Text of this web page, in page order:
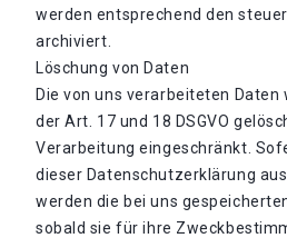
werden entsprechend den
archiviert.
Löschung von Daten
Die von uns verarbeiteten Daten
der Art. 17 und 18 DSGVO
Verarbeitung eingeschränkt.
dieser Datenschutzerklärung
werden die bei uns
sobald sie für ihre